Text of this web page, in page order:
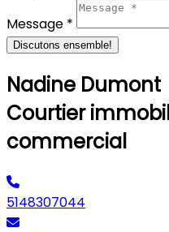
Message *
Discutons ensemble!
Nadine Dumont
Courtier
commercial
5148307044